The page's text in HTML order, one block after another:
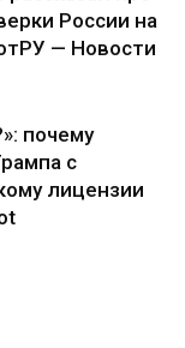
России на
— Новости
почему
с
лицензии